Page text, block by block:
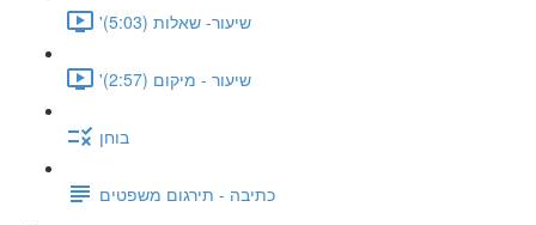
'שיעור- שאלות (5:03)
'שיעור - מיקום (2:57)
בוחן
כתיבה - תירגום משפטים